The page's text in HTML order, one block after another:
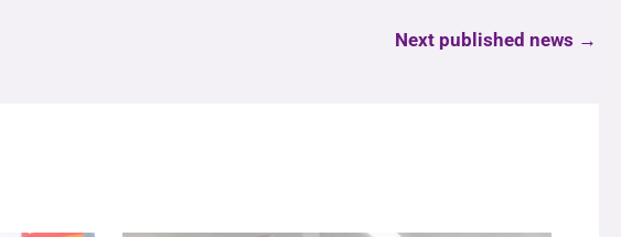
Next published news →